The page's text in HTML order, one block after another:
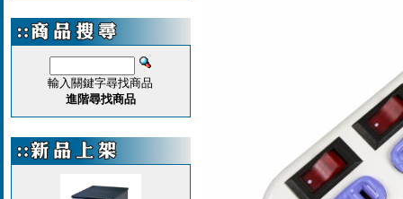
輸入關鍵字尋找商品
進階尋找商品